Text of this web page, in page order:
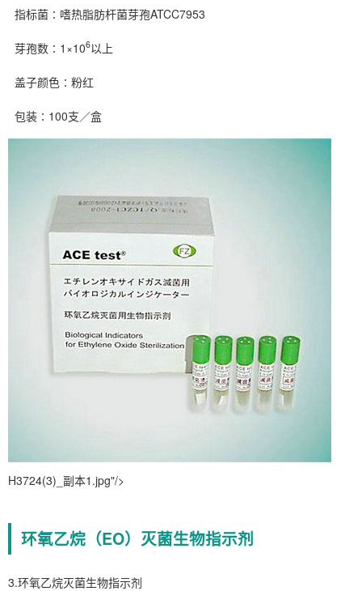
指标菌∶嗜热脂肪杆菌芽孢ATCC7953
芽孢数∶1×106以上
盖子颜色∶粉红
包装∶100支／盒
H3724(3)_副本1.jpg"/>
环氧乙烷（EO）灭菌生物指示剂
3.环氧乙烷灭菌生物指示剂